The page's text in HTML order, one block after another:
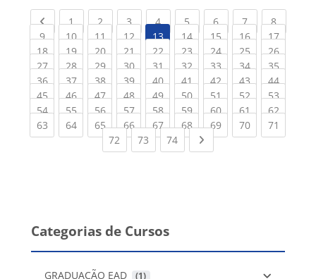
Previous page
1(current)
2(current)
3(current)
4(current)
5(current)
6(current)
7(current)
8(current)
9(current)
10(current)
11(current)
12(current)
13 14(current)
15(current)
16(current)
17
18(current)
19(current)
20(current)
21(current)
22(current)
23(current)
24(current)
25(current)
26
27(current)
28(current)
29(current)
30(current)
31(current)
32(current)
33(current)
34(current)
35
36(current)
37(current)
38(current)
39(current)
40(current)
41(current)
42(current)
43(current)
44
45(current)
46(current)
47(current)
48(current)
49(current)
50(current)
51(current)
52(current)
53
54(current)
55(current)
56(current)
57(current)
58(current)
59(current)
60(current)
61(current)
62
63(current)
64(current)
65(current)
66(current)
67(current)
68(current)
69(current)
70(current)
71
72 (current)
73 (current)
74(current)Next page
Categorias de Cursos
GRADUAÇÃO EAD (1)